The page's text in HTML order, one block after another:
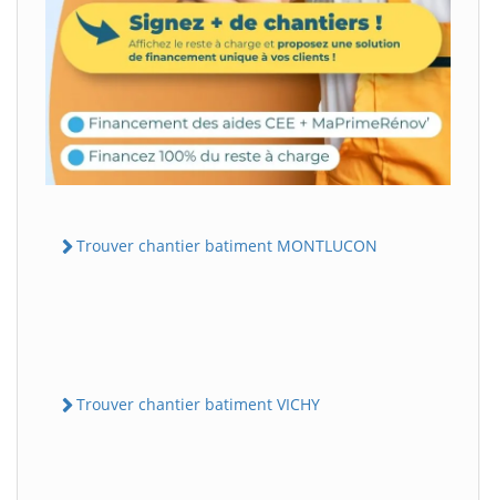
Trouver chantier batiment MONTLUCON
Trouver chantier batiment VICHY